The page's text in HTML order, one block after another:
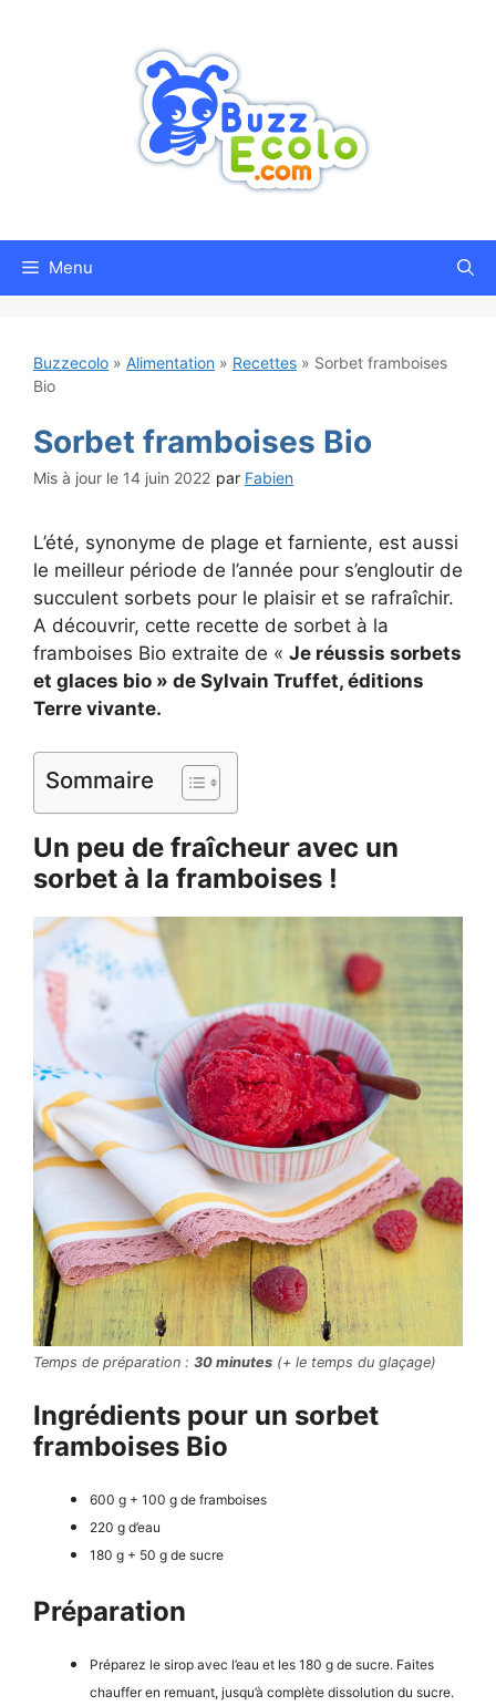
Menu
Buzzecolo » Alimentation » Recettes » Sorbet framboises
Bio
Sorbet framboises Bio
14 juin 2022 par Fabien
L’été, synonyme de plage et farniente, est aussi
le meilleur période de l’année pour s’engloutir de
succulent sorbets pour le plaisir et se rafraîchir.
A découvrir, cette recette de sorbet à la
framboises Bio extraite de « Je réussis sorbets
et glaces bio » de Sylvain Truffet, éditions
Terre vivante.
Sommaire
Un peu de fraîcheur avec un
sorbet à la framboises !
Temps de préparation : 30 minutes (+ le temps du glaçage)
Ingrédients pour un sorbet
framboises Bio
600 g + 100 g de framboises
220 g d’eau
180 g + 50 g de sucre
Préparation
Préparez le sirop avec l’eau et les 180 g de sucre. Faites
chauffer en remuant, jusqu’à complète dissolution du sucre.